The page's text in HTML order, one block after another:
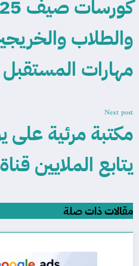
والطلاب
مهارات المستقبل
Next post
مكتبة مرئية على
يتابع الملايين
مقالات ذات صلة